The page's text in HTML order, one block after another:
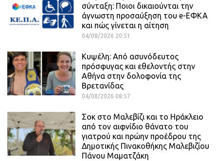
σύνταξη: Ποιοι δικαιούνται την
άγνωστη προσαύξηση του e-ΕΦΚΑ
και πώς γίνεται η αίτηση
04/08/2026 20:51
Κυψέλη: Από ασυνόδευτος
πρόσφυγας και εθελοντής στην
Αθήνα στην δολοφονία της
Βρετανίδας
04/08/2026 08:57
Σοκ στο Μαλεβίζι και το Ηράκλειο
από τον αιφνίδιο θάνατο του
γιατρού και πρώην προέδρου της
Δημοτικής Πινακοθήκης Μαλεβιζίου
Πάνου Μαματζάκη